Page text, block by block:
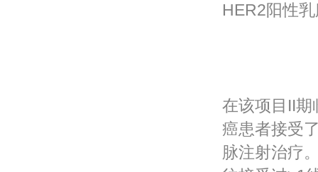
HER2阳性
在该项目II期
癌患者接受
脉注射治疗